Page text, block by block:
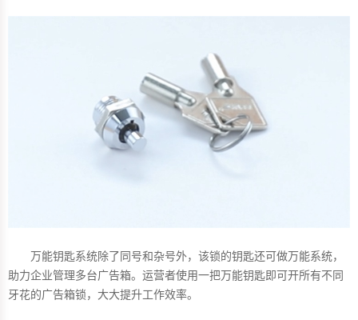
万能钥匙系统除了同号和杂号外，该锁的钥匙还可做万能系统，
助力企业管理多台广告箱。运营者使用一把万能钥匙即可开所有不同
牙花的广告箱锁，大大提升工作效率。